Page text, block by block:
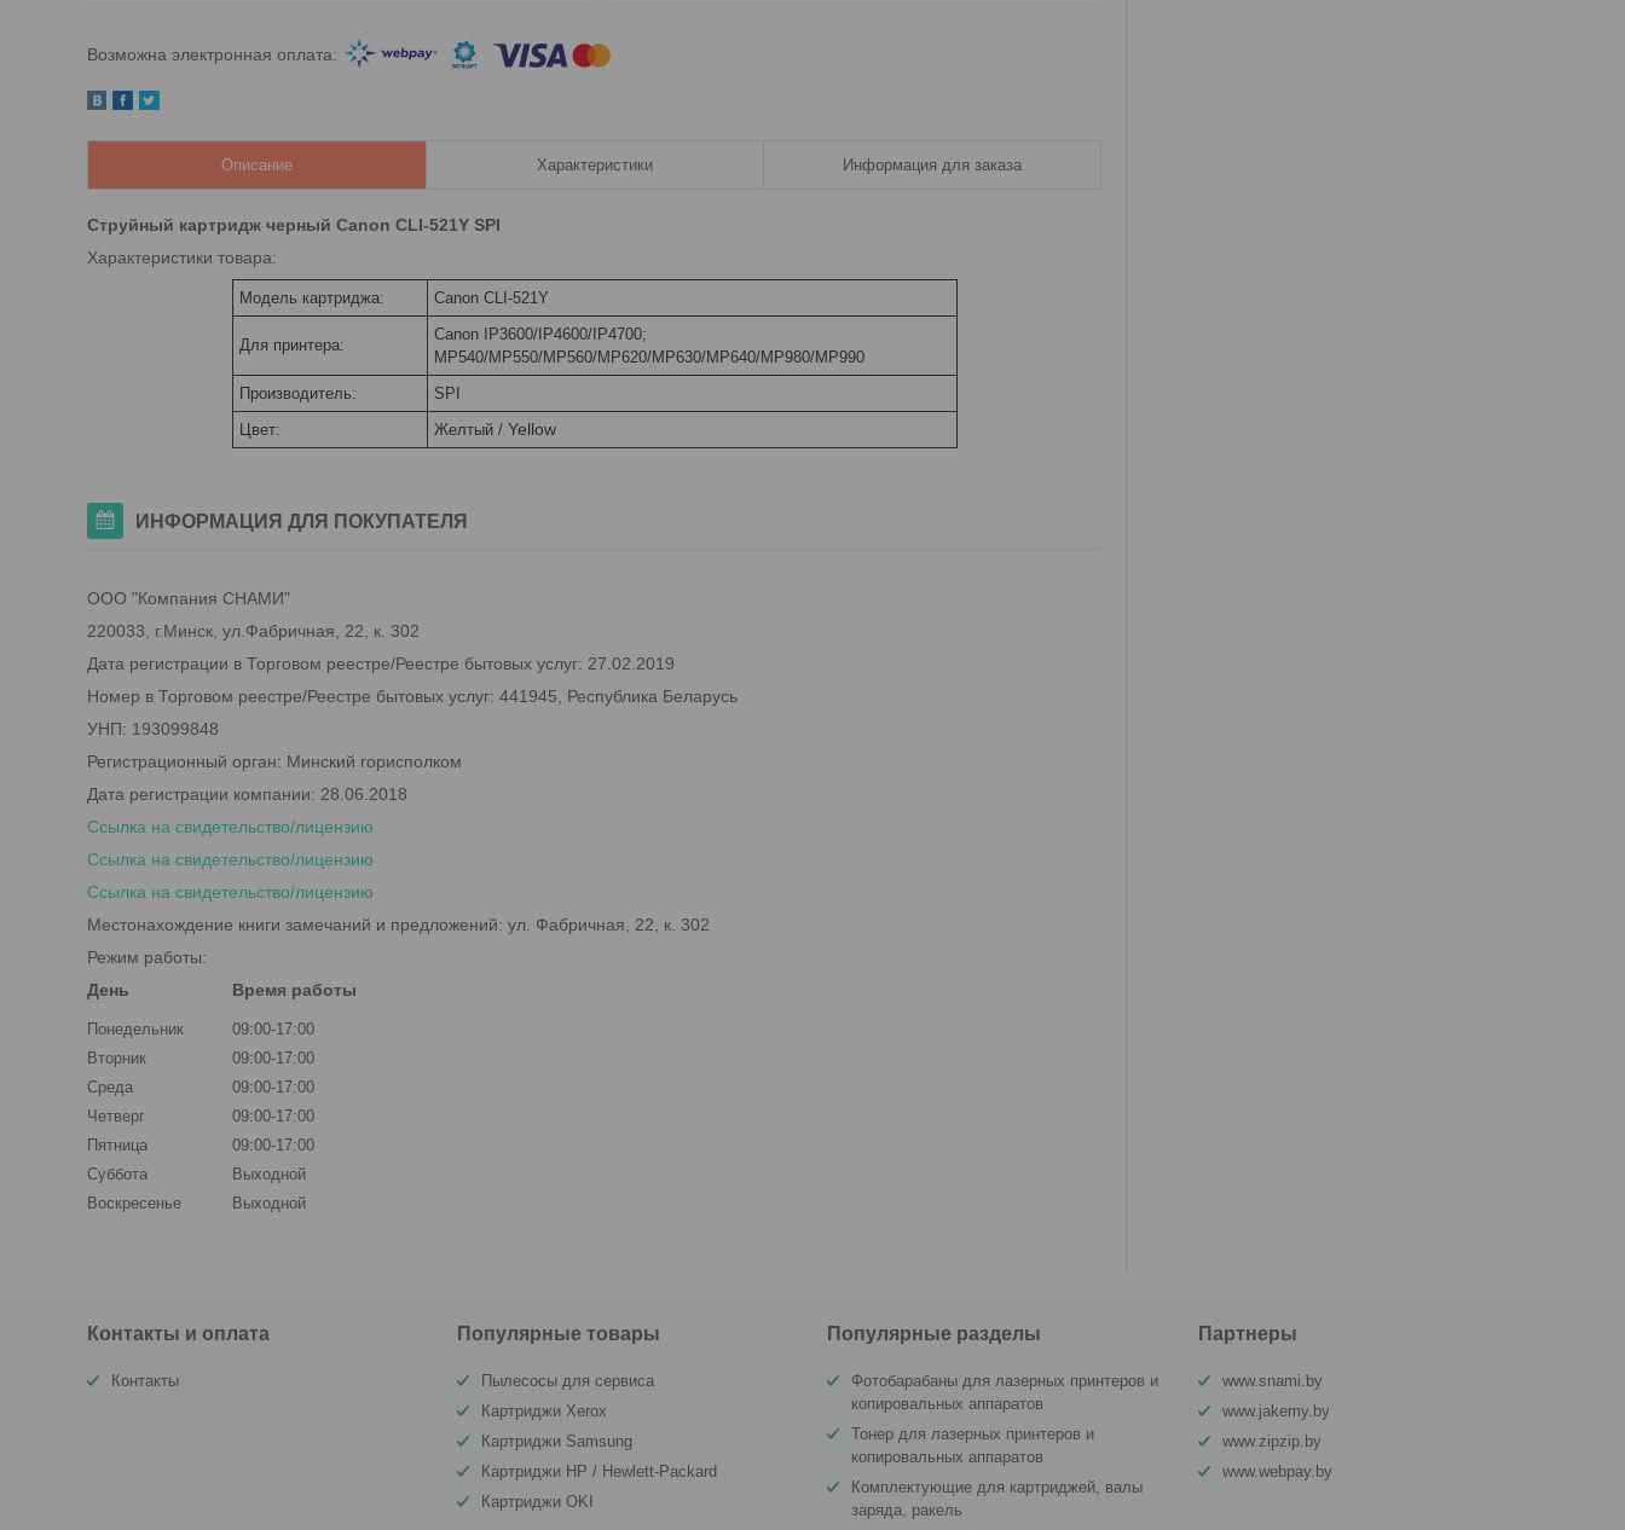
Описание Характеристики Информация для заказа
Струйный картридж черный Canon CLI-521Y SPI​
Характеристики товара:
Модель картриджа: Canon CLI-521Y
Для принтера:
Canon IP3600/IP4600/IP4700;
MP540/MP550/MP560/MP620/MP630/MP640/MP980/MP990
Производитель:
SPI
Цвет:
Желтый / Yellow
ИНФОРМАЦИЯ ДЛЯ ПОКУПАТЕЛЯ
ООО "Компания СНАМИ"
220033, г.Минск, ул.Фабричная, 22, к. 302
Дата регистрации в Торговом реестре/Реестре бытовых услуг: 27.02.2019
Номер в Торговом реестре/Реестре бытовых услуг: 441945, Республика Беларусь
УНП: 193099848
Регистрационный орган: Минский горисполком
Дата регистрации компании: 28.06.2018
Ссылка на свидетельство/лицензию
Ссылка на свидетельство/лицензию
Ссылка на свидетельство/лицензию
Местонахождение книги замечаний и предложений: ул. Фабричная, 22, к. 302
Режим работы:
День
Время работы
Понедельник
09:00-17:00
Вторник
09:00-17:00
Среда
09:00-17:00
Четверг
09:00-17:00
Пятница
09:00-17:00
Суббота
Выходной
Воскресенье
Выходной
Контакты и оплата
Контакты
Популярные товары
Пылесосы для сервиса
Картриджи Xerox
Картриджи Samsung
Картриджи HP / Hewlett-Packard
Картриджи OKI
Популярные разделы
Фотобарабаны для лазерных принтеров и
копировальных аппаратов
Тонер для лазерных принтеров и
копировальных аппаратов
Комплектующие для картриджей, валы
заряда, ракель
Партнеры
www.snami.by
www.jakemy.by
www.zipzip.by
www.webpay.by